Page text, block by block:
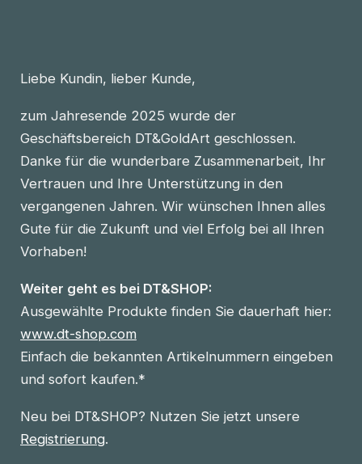
Liebe Kundin, lieber Kunde,
zum Jahresende 2025 wurde der
Geschäftsbereich DT&GoldArt geschlossen.
Danke für die wunderbare Zusammenarbeit, Ihr
Vertrauen und Ihre Unterstützung in den
vergangenen Jahren. Wir wünschen Ihnen alles
Gute für die Zukunft und viel Erfolg bei all Ihren
Vorhaben!
Weiter geht es bei DT&SHOP:
Ausgewählte Produkte finden Sie dauerhaft hier:
www.dt-shop.com
Einfach die bekannten Artikelnummern eingeben
und sofort kaufen.*
Neu bei DT&SHOP? Nutzen Sie jetzt unsere
Registrierung.